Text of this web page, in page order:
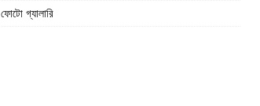
ফোটো গ্যালারি